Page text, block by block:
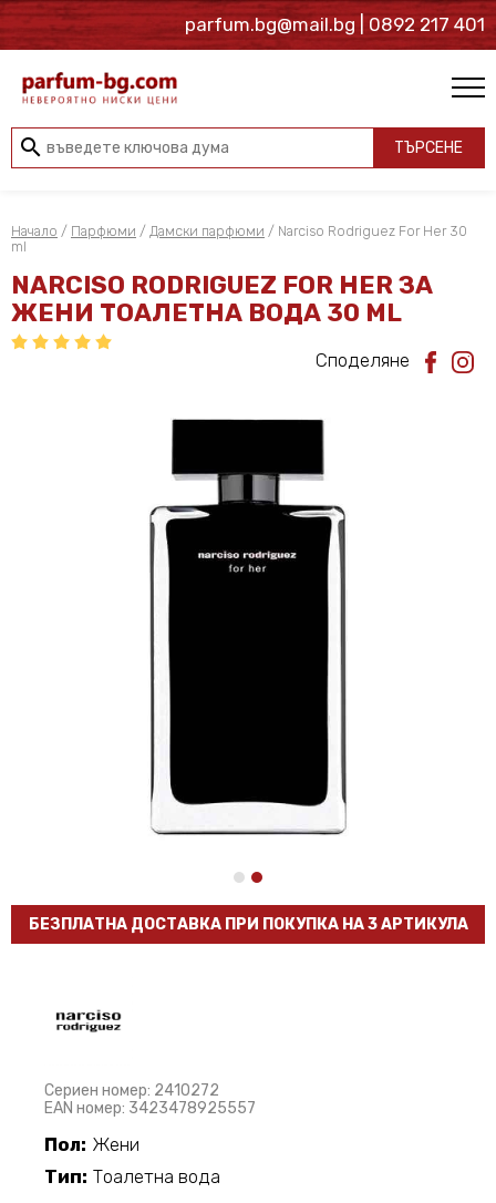
parfum.bg@mail.bg | 0892 217 401
search ТЪРСЕНЕ
Начало / Парфюми / Дамски парфюми / Narciso Rodriguez For Her 30
ml
NARCISO RODRIGUEZ FOR HER ЗА
ЖЕНИ ТОАЛЕТНА ВОДА 30 ML
Споделяне
БЕЗПЛАТНА ДОСТАВКА ПРИ ПОКУПКА НА 3 АРТИКУЛА
Сериен номер: 2410272
EAN номер: 3423478925557
Пол: Жени
Тип: Тоалетна вода